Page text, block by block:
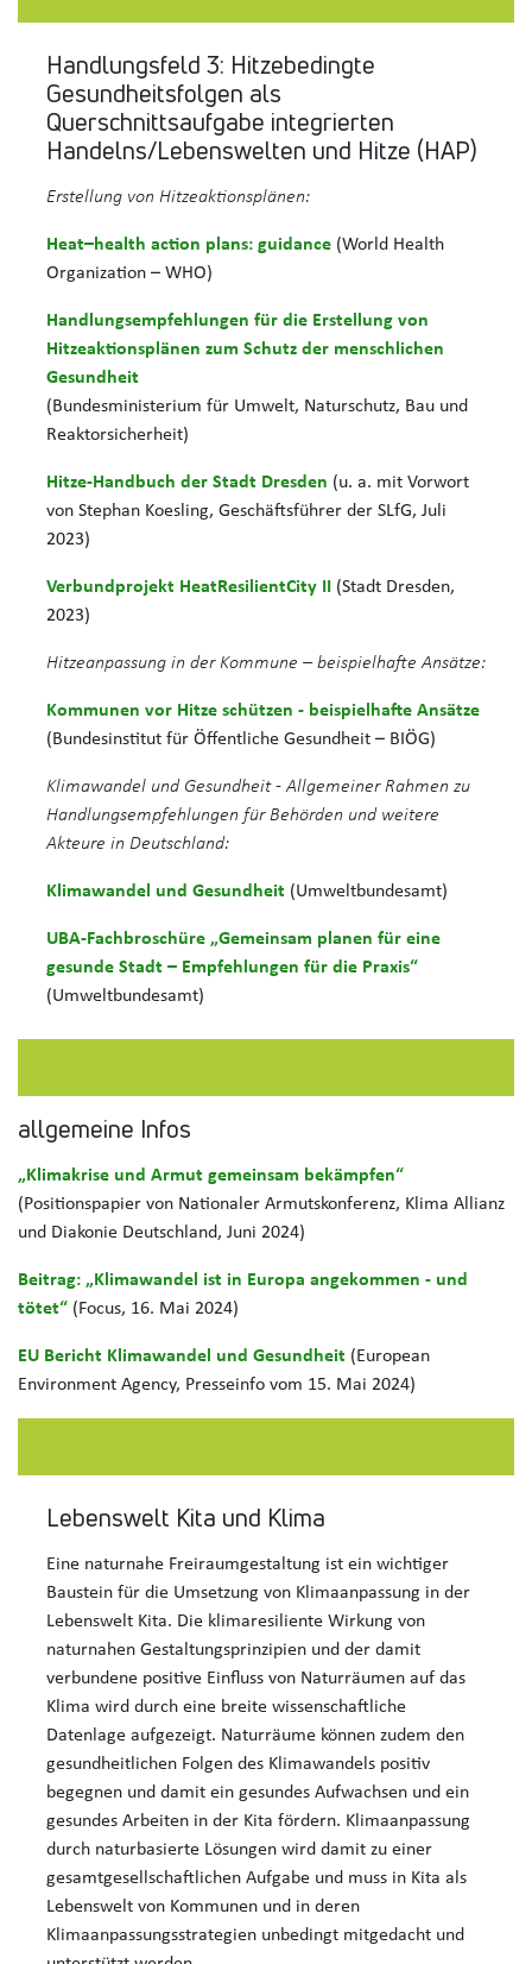
Handlungsfeld 3: Hitzebedingte
Gesundheitsfolgen als
Querschnittsaufgabe integrierten
Handelns/Lebenswelten und Hitze (HAP)
Erstellung von Hitzeaktionsplänen:
Heat–health action plans: guidance (World Health
Organization – WHO)
Handlungsempfehlungen für die Erstellung von
Hitzeaktionsplänen zum Schutz der menschlichen
Gesundheit
(Bundesministerium für Umwelt, Naturschutz, Bau und
Reaktorsicherheit)
Hitze-Handbuch der Stadt Dresden (u. a. mit Vorwort
von Stephan Koesling, Geschäftsführer der SLfG, Juli
2023)
Verbundprojekt HeatResilientCity II (Stadt Dresden,
2023)
Hitzeanpassung in der Kommune – beispielhafte Ansätze:
Kommunen vor Hitze schützen - beispielhafte Ansätze
(Bundesinstitut für Öffentliche Gesundheit – BIÖG)
Klimawandel und Gesundheit - Allgemeiner Rahmen zu
Handlungsempfehlungen für Behörden und weitere
Akteure in Deutschland:
Klimawandel und Gesundheit (Umweltbundesamt)
UBA-Fachbroschüre „Gemeinsam planen für eine
gesunde Stadt – Empfehlungen für die Praxis“
(Umweltbundesamt)
allgemeine Infos
„Klimakrise und Armut gemeinsam bekämpfen“
(Positionspapier von Nationaler Armutskonferenz, Klima Allianz
und Diakonie Deutschland, Juni 2024)
Beitrag: „Klimawandel ist in Europa angekommen - und
tötet“ (Focus, 16. Mai 2024)
EU Bericht Klimawandel und Gesundheit (European
Environment Agency, Presseinfo vom 15. Mai 2024)
Lebenswelt Kita und Klima
Eine naturnahe Freiraumgestaltung ist ein wichtiger
Baustein für die Umsetzung von Klimaanpassung in der
Lebenswelt Kita. Die klimaresiliente Wirkung von
naturnahen Gestaltungsprinzipien und der damit
verbundene positive Einfluss von Naturräumen auf das
Klima wird durch eine breite wissenschaftliche
Datenlage aufgezeigt. Naturräume können zudem den
gesundheitlichen Folgen des Klimawandels positiv
begegnen und damit ein gesundes Aufwachsen und ein
gesundes Arbeiten in der Kita fördern. Klimaanpassung
durch naturbasierte Lösungen wird damit zu einer
gesamtgesellschaftlichen Aufgabe und muss in Kita als
Lebenswelt von Kommunen und in deren
Klimaanpassungsstrategien unbedingt mitgedacht und